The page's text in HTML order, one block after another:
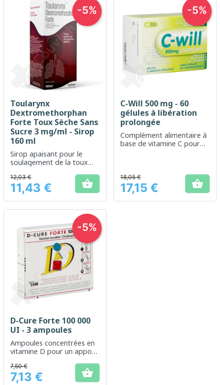
Toularynx
Dextromethorphan
Forte Toux Sèche Sans
Sucre 3 mg/ml - Sirop
160 ml
Sirop apaisant pour le
soulagement de la toux
Prix
12,03 €
11,43 € 
-5%
C-Will 500 mg - 60
gélules à libération
prolongée
Complément alimentaire à
base de vitamine C pour
Prix
18,05 €
17,15 € 
-5%
D-Cure Forte 100 000
UI - 3 ampoules
Ampoules concentrées en
vitamine D pour un apport
marqué
Prix
7,50 €
7,13 € 
-5%